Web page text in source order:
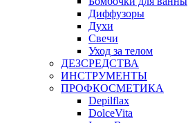
Диффузоры
Духи
Свечи
Уход за телом
ДЕЗСРЕДСТВА
ИНСТРУМЕНТЫ
ПРОФКОСМЕТИКА
Depilflax
DolceVita